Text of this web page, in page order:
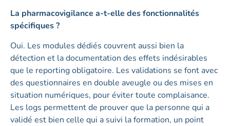
La pharmacovigilance a-t-elle des fonctionnalités
spécifiques ?
Oui. Les modules dédiés couvrent aussi bien la
détection et la documentation des effets indésirables
que le reporting obligatoire. Les validations se font avec
des questionnaires en double aveugle ou des mises en
situation numériques, pour éviter toute complaisance.
Les logs permettent de prouver que la personne qui a
validé est bien celle qui a suivi la formation, un point